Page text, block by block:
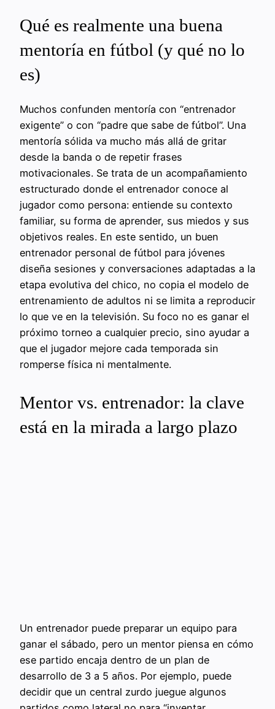
Qué es realmente una buena
mentoría en fútbol (y qué no lo
es)
Muchos confunden mentoría con “entrenador
exigente” o con “padre que sabe de fútbol”. Una
mentoría sólida va mucho más allá de gritar
desde la banda o de repetir frases
motivacionales. Se trata de un acompañamiento
estructurado donde el entrenador conoce al
jugador como persona: entiende su contexto
familiar, su forma de aprender, sus miedos y sus
objetivos reales. En este sentido, un buen
entrenador personal de fútbol para jóvenes
diseña sesiones y conversaciones adaptadas a la
etapa evolutiva del chico, no copia el modelo de
entrenamiento de adultos ni se limita a reproducir
lo que ve en la televisión. Su foco no es ganar el
próximo torneo a cualquier precio, sino ayudar a
que el jugador mejore cada temporada sin
romperse física ni mentalmente.
Mentor vs. entrenador: la clave
está en la mirada a largo plazo
Un entrenador puede preparar un equipo para
ganar el sábado, pero un mentor piensa en cómo
ese partido encaja dentro de un plan de
desarrollo de 3 a 5 años. Por ejemplo, puede
decidir que un central zurdo juegue algunos